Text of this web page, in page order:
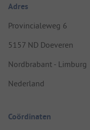
Adres
Provincialeweg 6
5157 ND Doeveren
Nordbrabant - Limburg
Nederland
Coördinaten